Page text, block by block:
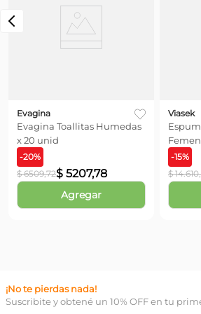
No hay comentarios.
Evagina
Evagina Toallitas Humedas
x 20 unid
-20%
$ 6509,72$ 5207,78
Agregar
Viasek
150 ml
-15%
$ 14.610,
¡No te pierdas nada!
Suscribite y obtené un 10% OFF en tu